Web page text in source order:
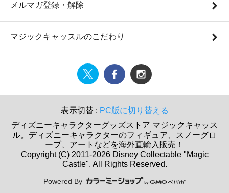
メルマガ登録・解除
マジックキャッスルのこだわり
表示切替 : PC版に切り替える
ディズニーキャラクターグッズストア マジックキャッス
ル。ディズニーキャラクターのフィギュア、スノーグロ
ーブ、アートなどを海外直輸入販売！
Copyright (C) 2011-2026 Disney Collectable "Magic
Castle". All Rights Reserved.
Powered By